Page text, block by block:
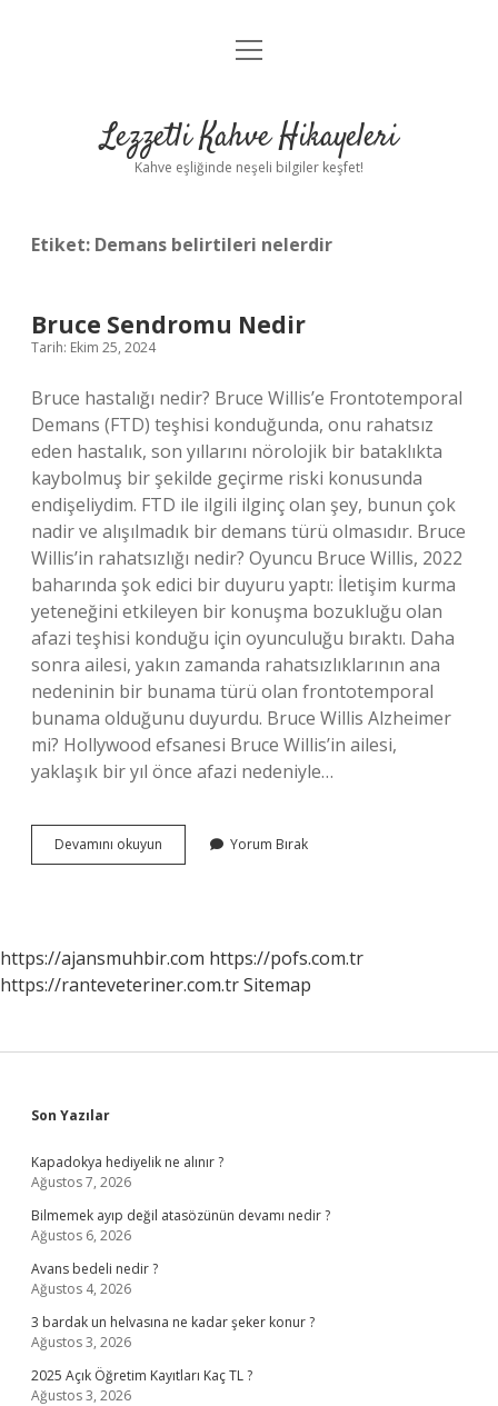
Anasayfa
Yasal Uyarı
menüyü
Lezzetli Kahve Hikayeleri
Kahve eşliğinde neşeli bilgiler keşfet!
Etiket: Demans belirtileri nelerdir
Bruce Sendromu Nedir
Tarih: Ekim 25, 2024
Bruce hastalığı nedir? Bruce Willis’e Frontotemporal
Demans (FTD) teşhisi konduğunda, onu rahatsız
eden hastalık, son yıllarını nörolojik bir bataklıkta
kaybolmuş bir şekilde geçirme riski konusunda
endişeliydim. FTD ile ilgili ilginç olan şey, bunun çok
nadir ve alışılmadık bir demans türü olmasıdır. Bruce
Willis’in rahatsızlığı nedir? Oyuncu Bruce Willis, 2022
baharında şok edici bir duyuru yaptı: İletişim kurma
yeteneğini etkileyen bir konuşma bozukluğu olan
afazi teşhisi konduğu için oyunculuğu bıraktı. Daha
sonra ailesi, yakın zamanda rahatsızlıklarının ana
nedeninin bir bunama türü olan frontotemporal
bunama olduğunu duyurdu. Bruce Willis Alzheimer
mi? Hollywood efsanesi Bruce Willis’in ailesi,
yaklaşık bir yıl önce afazi nedeniyle…
Devamını okuyun
Sendromu
Yorum Bırak
https://ajansmuhbir.com https://pofs.com.tr
https://ranteveteriner.com.trSitemap
Sidebar
Son Yazılar
Kapadokya hediyelik ne alınır ?
Ağustos 7, 2026
Bilmemek ayıp değil atasözünün devamı nedir ?
Ağustos 6, 2026
Avans bedeli nedir ?
Ağustos 4, 2026
3 bardak un helvasına ne kadar şeker konur ?
Ağustos 3, 2026
2025 Açık Öğretim Kayıtları Kaç TL ?
Ağustos 3, 2026